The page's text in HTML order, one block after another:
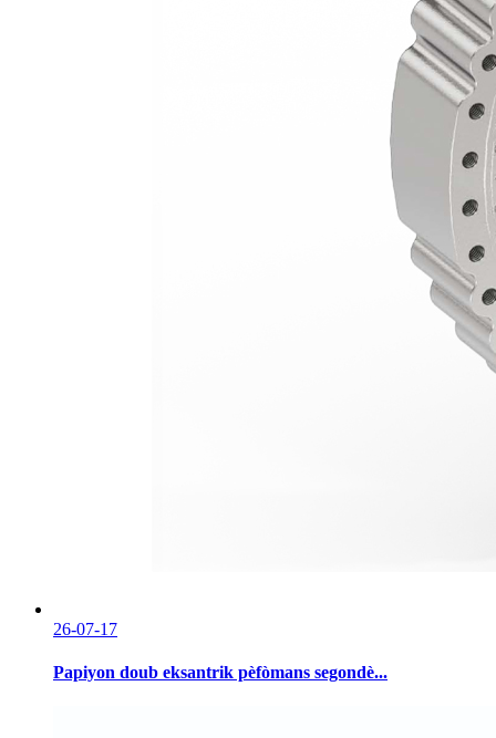
26-07-17
Papiyon doub eksantrik pèfòmans segondè...